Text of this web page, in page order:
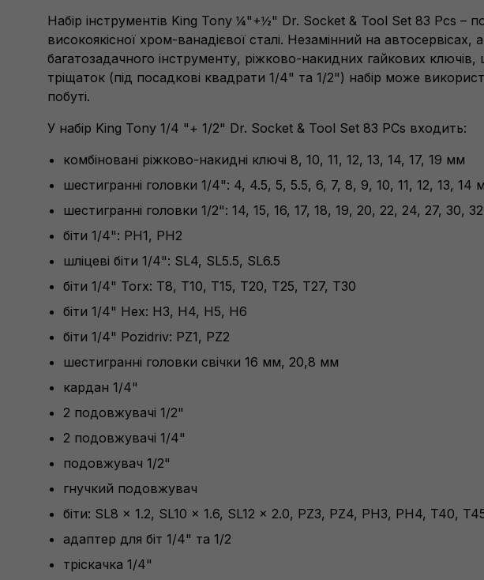
Набір інструментів King Tony ¼"+½" Dr. Socket & Tool Set 83 Pcs –
високоякісної хром-ванадієвої сталі. Незамінний на
багатозадачного інструменту, ріжково-накидних гайкових
тріщаток (під посадкові квадрати 1/4" та 1/2") набір може
побуті.
У набір King Tony 1/4 "+ 1/2" Dr. Socket & Tool Set 83 PCs входить:
комбіновані ріжково-накидні ключі 8, 10, 11, 12, 13, 14, 17, 19 мм
шестигранні головки 1/4": 4, 4.5, 5, 5.5, 6, 7, 8, 9, 10, 11, 12, 13, 14
шестигранні головки 1/2": 14, 15, 16, 17, 18, 19, 20, 22, 24, 27, 30,
біти 1/4": PH1, PH2
шліцеві біти 1/4": SL4, SL5.5, SL6.5
біти 1/4" Torx: T8, T10, T15, T20, T25, T27, T30
біти 1/4" Hex: H3, H4, H5, H6
біти 1/4" Pozidriv: PZ1, PZ2
шестигранні головки свічки 16 мм, 20,8 мм
кардан 1/4"
2 подовжувачі 1/2"
2 подовжувачі 1/4"
подовжувач 1/2"
гнучкий подовжувач
біти: SL8 × 1.2, SL10 × 1.6, SL12 × 2.0, PZ3, PZ4, PH3, PH4, T40,
адаптер для біт 1/4" та 1/2
тріскачка 1/4"